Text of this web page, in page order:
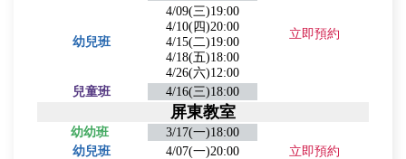
立即預約
幼兒班
4/09(三)19:00
4/10(四)20:00
4/15(二)19:00
4/18(五)18:00
4/26(六)12:00
兒童班
4/16(三)18:00
屏東教室
幼幼班
3/17(一)18:00
立即預約
幼兒班
4/07(一)20:00